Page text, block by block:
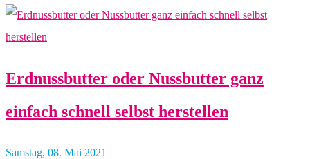
Erdnussbutter oder Nussbutter ganz
einfach schnell selbst herstellen
Samstag, 08. Mai 2021